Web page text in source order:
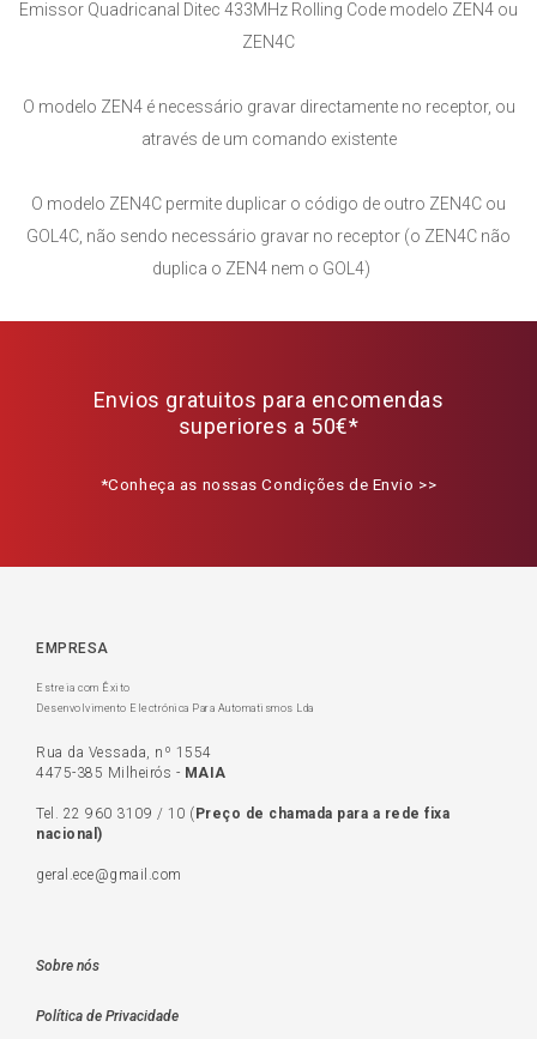
Emissor Quadricanal Ditec 433MHz Rolling Code modelo ZEN4 ou
ZEN4C
O modelo ZEN4 é necessário gravar directamente no receptor, ou
através de um comando existente
O modelo ZEN4C permite duplicar o código de outro ZEN4C ou
GOL4C, não sendo necessário gravar no receptor (o ZEN4C não
duplica o ZEN4 nem o GOL4)
Envios gratuitos para encomendas
superiores a 50€*
*Conheça as nossas Condições de Envio >>
EMPRESA
Estreia com Êxito
Desenvolvimento Electrónica Para Automatismos Lda
Rua da Vessada, nº 1554
4475-385 Milheirós - MAIA
Tel. 22 960 3109 / 10 ( Preço de c hamada para a rede fixa
nacional)
geral.ece@gmail.com
Sobre nós
Política de Privacidade